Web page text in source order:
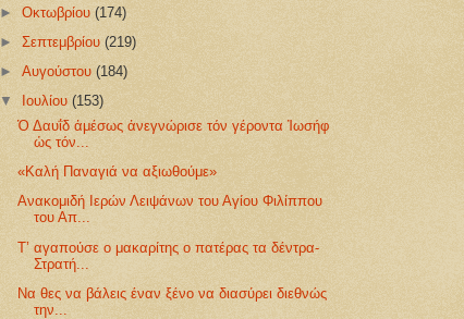
►Οκτωβρίου(174)
►Σεπτεμβρίου(219)
►Αυγούστου(184)
▼
Ιουλίου(153)
Ὁ Δαυΐδ ἀμέσως ἀνεγνώρισε τόν γέροντα Ἰωσήφ
ὡς τόν...
«Καλή Παναγιά να αξιωθούμε»
Ανακομιδή Ιερών Λειψάνων του Αγίου Φιλίππου
του Απ...
Τ’ αγαπούσε ο μακαρίτης ο πατέρας τα δέντρα-
Στρατή...
Να θες να βάλεις έναν ξένο να διασύρει διεθνώς
την...